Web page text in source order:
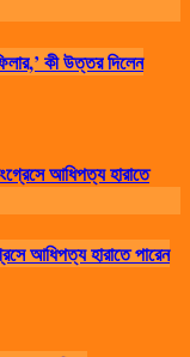
কী উত্তর দিলেন
আধিপত্য হারাতে পারেন